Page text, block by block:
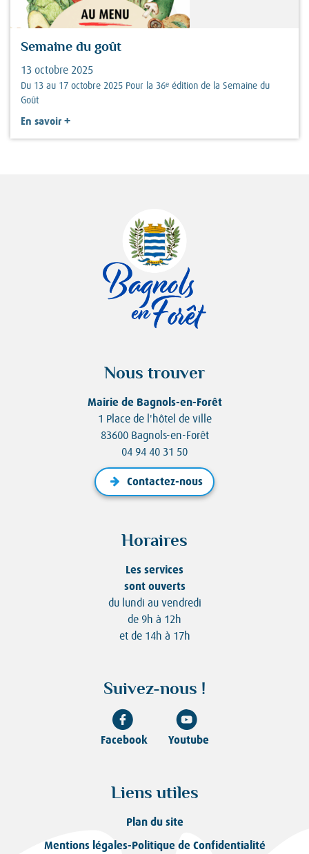
Semaine du goût
13 octobre 2025
Du 13 au 17 octobre 2025 Pour la 36ᵉ édition de la Semaine du
Goût
En savoir +
Nous trouver
Mairie de Bagnols-en-Forêt
1 Place de l'hôtel de ville
83600 Bagnols-en-Forêt
04 94 40 31 50
Contactez-nous
Horaires
Les services
sont ouverts
du lundi au vendredi
de 9h à 12h
et de 14h à 17h
Suivez-nous !
Facebook Youtube
Liens utiles
Plan du site
Mentions légales-Politique de Confidentialité